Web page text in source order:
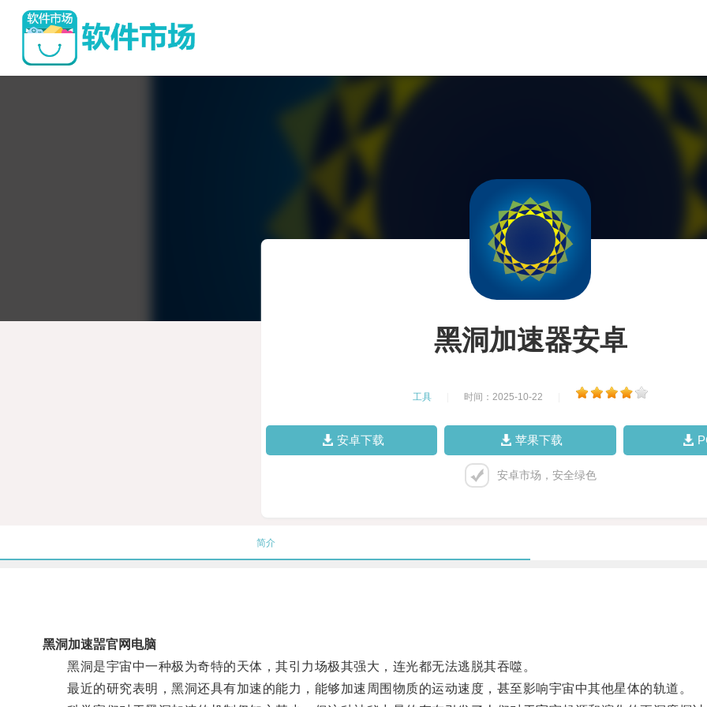
黑洞加速器安卓
工具 时间：2025-10-22
安卓下载 苹果下载
安卓市场，安全绿色
简介
黑洞加速噐官网电脑
黑洞是宇宙中一种极为奇特的天体，其引力场极其强大，连光都无法逃脱其吞噬。
最近的研究表明，黑洞还具有加速的能力，能够加速周围物质的运动速度，甚至影响宇宙中其他星体的轨道。